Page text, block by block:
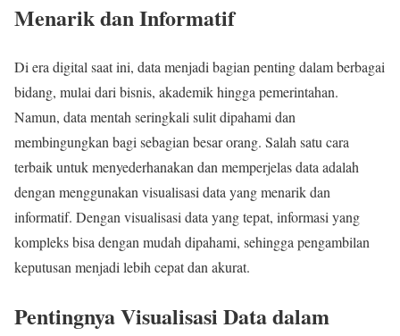
Menarik dan Informatif
Di era digital saat ini, data menjadi bagian penting dalam berbagai
bidang, mulai dari bisnis, akademik hingga pemerintahan.
Namun, data mentah seringkali sulit dipahami dan
membingungkan bagi sebagian besar orang. Salah satu cara
terbaik untuk menyederhanakan dan memperjelas data adalah
dengan menggunakan visualisasi data yang menarik dan
informatif. Dengan visualisasi data yang tepat, informasi yang
kompleks bisa dengan mudah dipahami, sehingga pengambilan
keputusan menjadi lebih cepat dan akurat.
Pentingnya Visualisasi Data dalam